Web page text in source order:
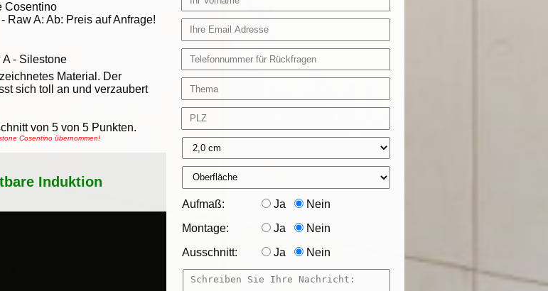
Cosentino
Raw A: Ab: Preis auf Anfrage!
A - Silestone
Material. Der
sich toll an und verzaubert
von 5 von 5 Punkten.
Cosentino übernommen!
Induktion
Aufmaß: Ja Nein
Montage: Ja Nein
Ausschnitt: Ja Nein